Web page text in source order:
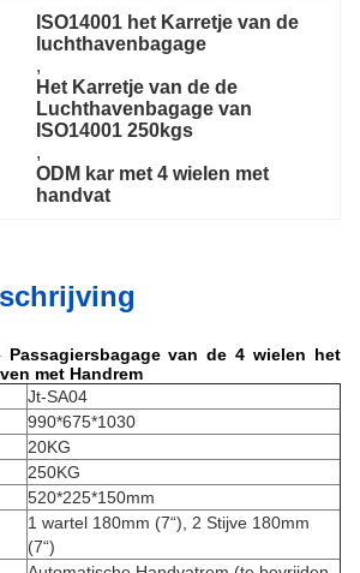
ISO14001 het Karretje van de
luchthavenbagage
,
Het Karretje van de de
Luchthavenbagage van
ISO14001 250kgs
,
ODM kar met 4 wielen met
handvat
Passagiersbagage van de 4 wielen het
met Handrem
Jt-SA04
990*675*1030
20KG
250KG
520*225*150mm
1 wartel 180mm (7“), 2 Stijve 180mm
(7“)